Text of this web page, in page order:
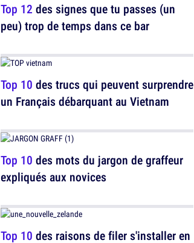
Top 12 des signes que tu passes (un
peu) trop de temps dans ce bar
Top 10 des trucs qui peuvent surprendre
un Français débarquant au Vietnam
Top 10 des mots du jargon de graffeur
expliqués aux novices
Top 10 des raisons de filer s'installer en